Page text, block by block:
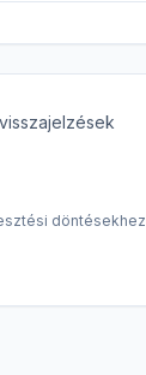
döntésekhez